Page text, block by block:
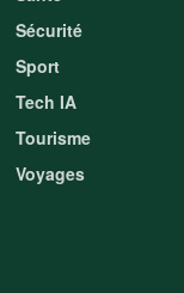
Sécurité
Sport
Tech IA
Tourisme
Voyages